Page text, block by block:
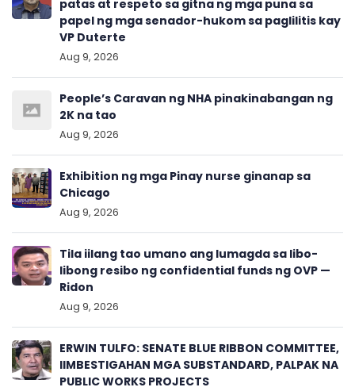
patas at respeto sa gitna ng mga puna sa
papel ng mga senador-hukom sa paglilitis kay
VP Duterte
Aug 9, 2026
People’s Caravan ng NHA pinakinabangan ng
2K na tao
Aug 9, 2026
Exhibition ng mga Pinay nurse ginanap sa
Chicago
Aug 9, 2026
Tila iilang tao umano ang lumagda sa libo-
libong resibo ng confidential funds ng OVP —
Ridon
Aug 9, 2026
ERWIN TULFO: SENATE BLUE RIBBON COMMITTEE,
IIMBESTIGAHAN MGA SUBSTANDARD, PALPAK NA
PUBLIC WORKS PROJECTS